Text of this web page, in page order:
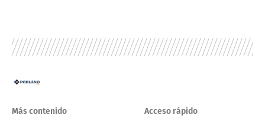
Más contenido Acceso rápido